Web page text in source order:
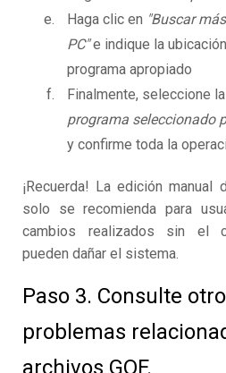
Haga clic en "Buscar
PC"e indique la
programa apropiado
Finalmente, seleccione
programa seleccionado
y confirme toda la
¡Recuerda! La edición
solo se recomienda para
cambios realizados sin el
pueden dañar el sistema.
Paso 3. Consulte
problemas
archivos GOF.